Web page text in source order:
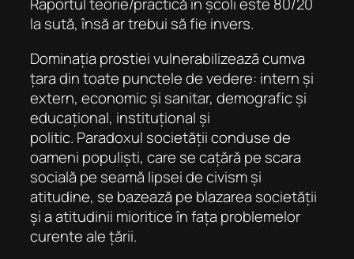
Raportul teorie/practică în școli este 80/20
la sută, însă ar trebui să fie invers.
Dominația prostiei vulnerabilizează cumva
țara din toate punctele de vedere: intern și
extern, economic și sanitar, demografic și
educațional, instituțional și
politic. Paradoxul societății conduse de
oameni populiști, care se cațără pe scara
socială pe seamă lipsei de civism și
atitudine, se bazează pe blazarea societății
și a atitudinii mioritice în fața problemelor
curente ale țării.